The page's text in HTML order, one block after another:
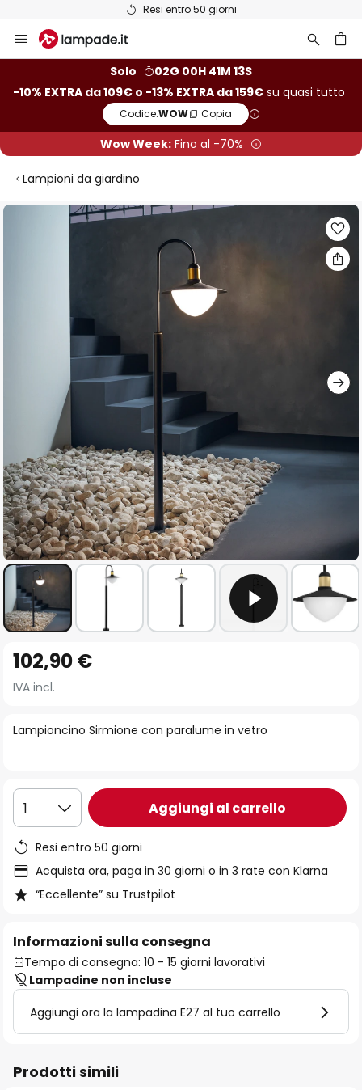
Resi entro 50 giorni
Salta
al
Solo
02G 00H 41M 13S
-10% EXTRA da 109€ o -13% EXTRA da 159€ su quasi tutto
Codice:WOW Copia
Wow Week: Fino al -70%
Lampioni da giardino
Vai
all'inizio
della
Lampioncino Sirmione con paralume in vetro
102,90 €
IVA incl.
1 Aggiungi al carrello
Resi entro 50 giorni
Acquista ora, paga in 30 giorni o in 3 rate con Klarna
“Eccellente” su Trustpilot
Informazioni sulla consegna
Tempo di consegna: 10 - 15 giorni lavorativi
Lampadine non incluse
Aggiungi ora la lampadina E27 al tuo carrello
Prodotti simili